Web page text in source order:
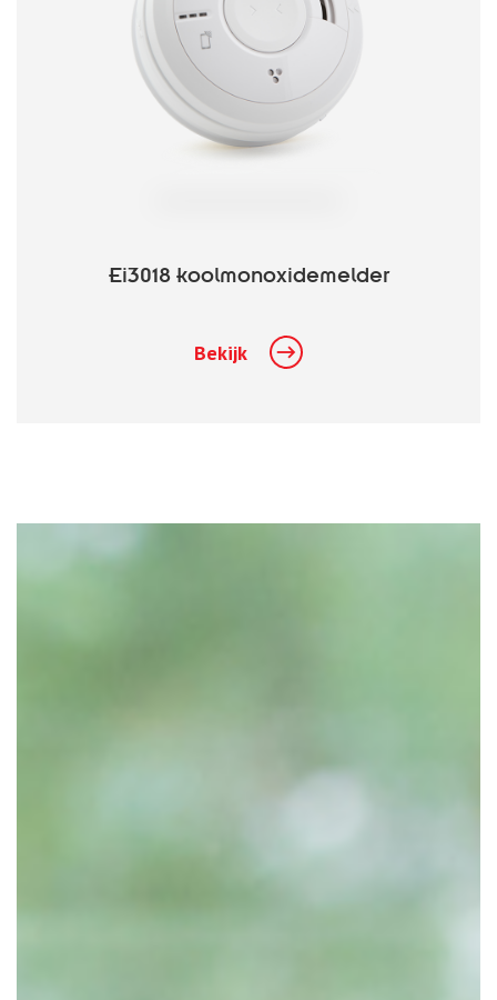
Ei3018 koolmonoxidemelder
Bekijk